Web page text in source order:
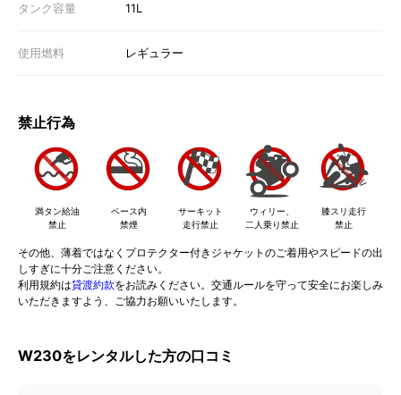
タンク容量 11L
使用燃料 レギュラー
禁止行為
満タン給油
禁止
ベース内
禁煙
サーキット
走行禁止
ウィリー、
二人乗り禁止
膝スリ走行
禁止
その他、薄着ではなくプロテクター付きジャケットのご着用やスピードの出
しすぎに十分ご注意ください。
利用規約は貸渡約款をお読みください。交通ルールを守って安全にお楽しみ
いただきますよう、ご協力お願いいたします。
W230をレンタルした方の口コミ